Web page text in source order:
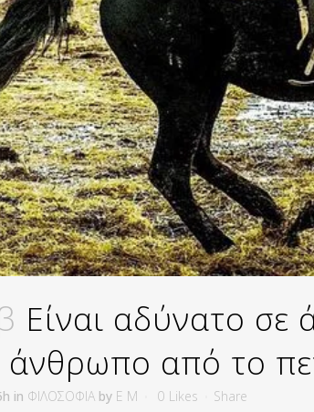
Είναι αδύνατο σε
άνθρωπο από το
in ΦΙΛΟΣΟΦΙΑ by E M 0 Likes Share